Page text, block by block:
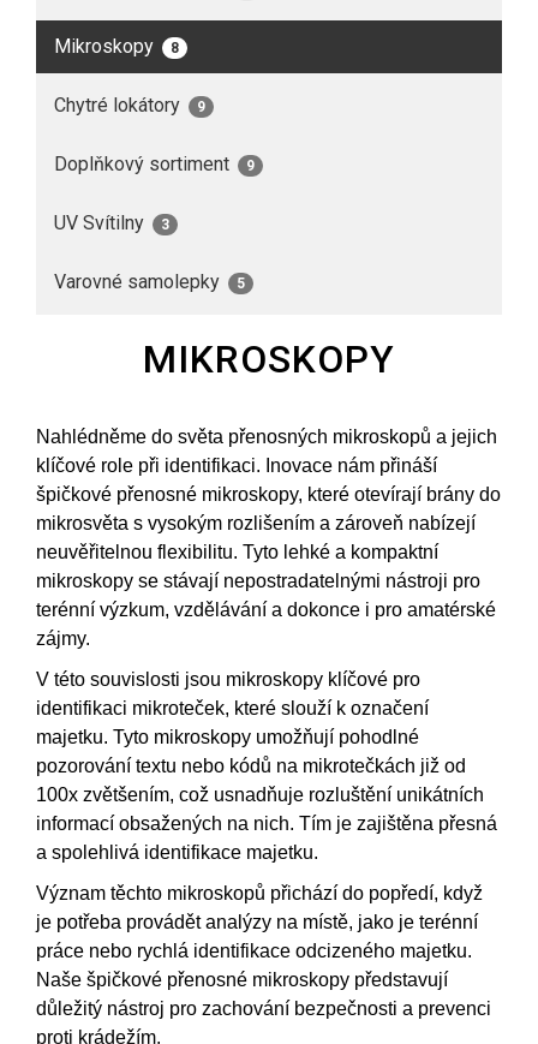
Mikroskopy 8
Chytré lokátory 9
Doplňkový sortiment 9
UV Svítilny 3
Varovné samolepky 5
MIKROSKOPY
Nahlédněme do světa přenosných mikroskopů a jejich
klíčové role při identifikaci. Inovace nám přináší
špičkové přenosné mikroskopy, které otevírají brány do
mikrosvěta s vysokým rozlišením a zároveň nabízejí
neuvěřitelnou flexibilitu. Tyto lehké a kompaktní
mikroskopy se stávají nepostradatelnými nástroji pro
terénní výzkum, vzdělávání a dokonce i pro amatérské
zájmy.
V této souvislosti jsou mikroskopy klíčové pro
identifikaci mikroteček, které slouží k označení
majetku. Tyto mikroskopy umožňují pohodlné
pozorování textu nebo kódů na mikrotečkách již od
100x zvětšením, což usnadňuje rozluštění unikátních
informací obsažených na nich. Tím je zajištěna přesná
a spolehlivá identifikace majetku.
Význam těchto mikroskopů přichází do popředí, když
je potřeba provádět analýzy na místě, jako je terénní
práce nebo rychlá identifikace odcizeného majetku.
Naše špičkové přenosné mikroskopy představují
důležitý nástroj pro zachování bezpečnosti a prevenci
proti krádežím.